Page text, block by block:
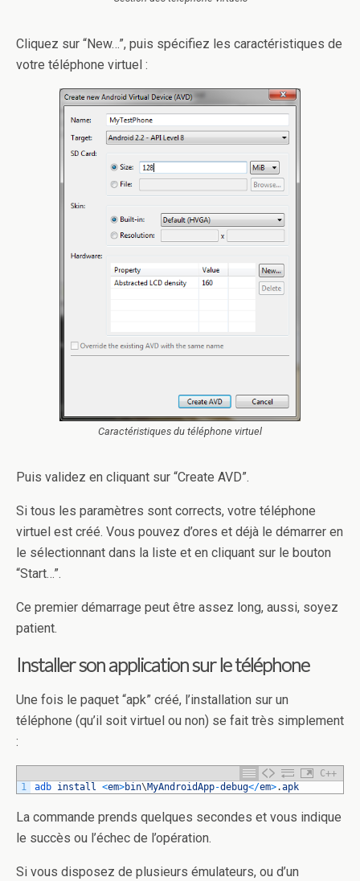
Cliquez sur “New…”, puis spécifiez les caractéristiques de
votre téléphone virtuel :
Caractéristiques du téléphone virtuel
Puis validez en cliquant sur “Create AVD”.
Si tous les paramètres sont corrects, votre téléphone
virtuel est créé. Vous pouvez d’ores et déjà le démarrer en
le sélectionnant dans la liste et en cliquant sur le bouton
“Start…”.
Ce premier démarrage peut être assez long, aussi, soyez
patient.
Installer son application sur le téléphone
Une fois le paquet “apk” créé, l’installation sur un
téléphone (qu’il soit virtuel ou non) se fait très simplement
:
C++
1
adb install <em>bin\MyAndroidApp-debug</em>.apk
La commande prends quelques secondes et vous indique
le succès ou l’échec de l’opération.
Si vous disposez de plusieurs émulateurs, ou d’un